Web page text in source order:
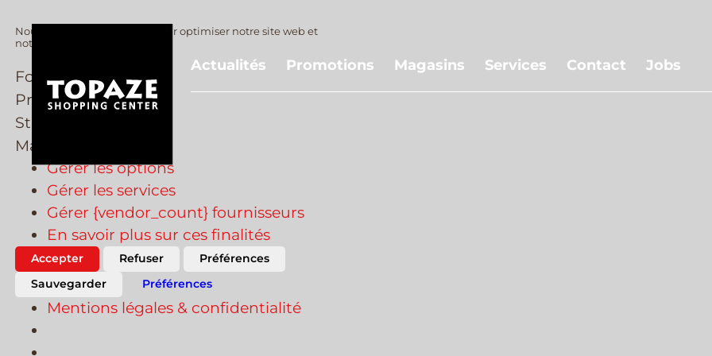
Nous utilisons des cookies pour optimiser notre site web et
notre service.
Fonctionnel
Preferences
Preferences
Statistiques
Marketing
Gérer les options
Gérer les services
Gérer {vendor_count} fournisseurs
En savoir plus sur ces finalités
Accepter Refuser
Préférences
Sauvegarder
Préférences
Mentions légales & confidentialité
main
content
Actualités Promotions Magasins Services Contact Jobs